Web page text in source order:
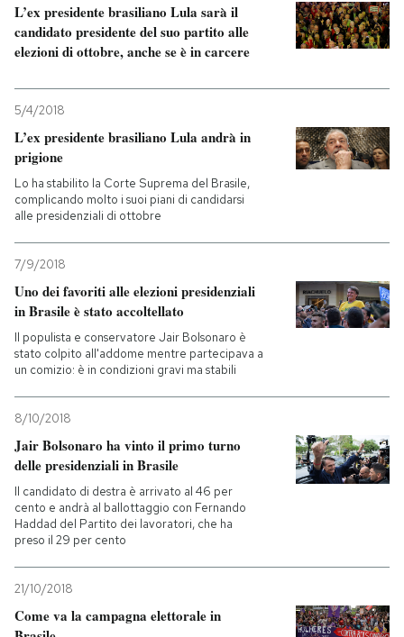
L’ex presidente brasiliano Lula sarà il
candidato presidente del suo partito alle
elezioni di ottobre, anche se è in carcere
5/4/2018
L’ex presidente brasiliano Lula andrà in
prigione
Lo ha stabilito la Corte Suprema del Brasile,
complicando molto i suoi piani di candidarsi
alle presidenziali di ottobre
7/9/2018
Uno dei favoriti alle elezioni presidenziali
in Brasile è stato accoltellato
Il populista e conservatore Jair Bolsonaro è
stato colpito all'addome mentre partecipava a
un comizio: è in condizioni gravi ma stabili
8/10/2018
Jair Bolsonaro ha vinto il primo turno
delle presidenziali in Brasile
Il candidato di destra è arrivato al 46 per
cento e andrà al ballottaggio con Fernando
Haddad del Partito dei lavoratori, che ha
preso il 29 per cento
21/10/2018
Come va la campagna elettorale in